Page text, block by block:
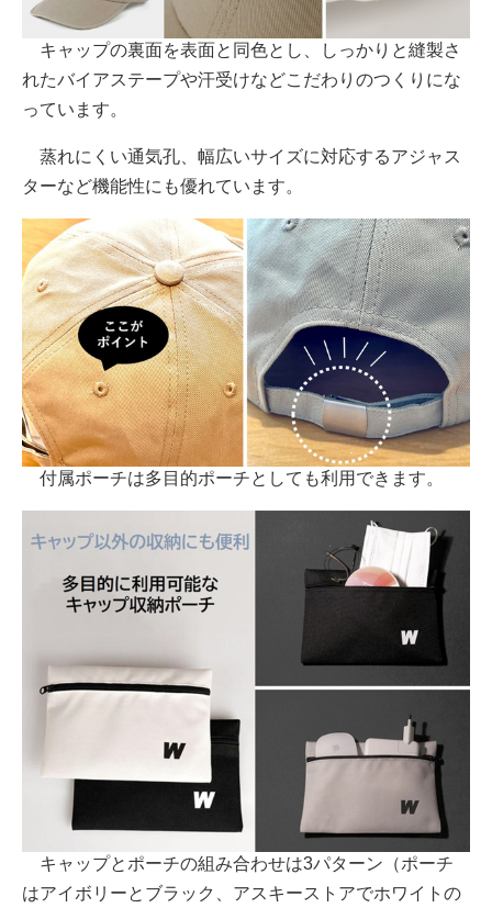
キャップの裏面を表面と同色とし、しっかりと縫製さ
れたバイアステープや汗受けなどこだわりのつくりにな
っています。
蒸れにくい通気孔、幅広いサイズに対応するアジャス
ターなど機能性にも優れています。
付属ポーチは多目的ポーチとしても利用できます。
キャップとポーチの組み合わせは3パターン（ポーチ
はアイボリーとブラック、アスキーストアでホワイトの